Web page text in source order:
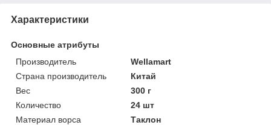
Характеристики
Основные атрибуты
Производитель
Wellamart
Страна производитель
Китай
Вес
300 г
Количество
24 шт
Материал ворса
Таклон